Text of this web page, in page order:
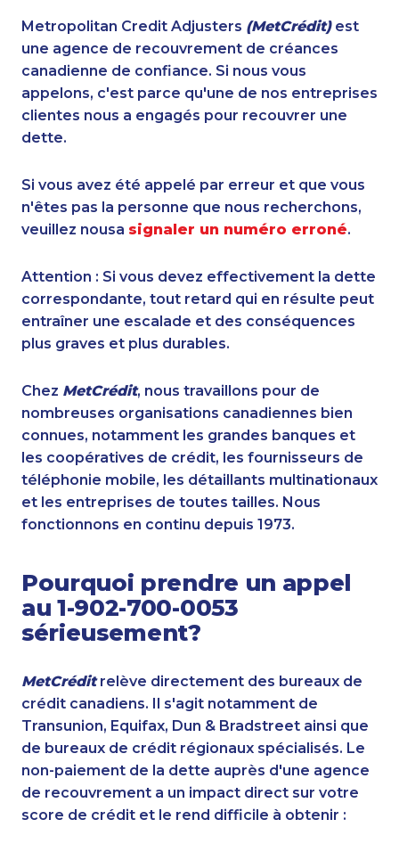
Metropolitan Credit Adjusters (MetCrédit)est
une agence de recouvrement de créances
canadienne de confiance. Si nous vous
appelons, c'est parce qu'une de nos entreprises
clientes nous a engagés pour recouvrer une
dette.
Si vous avez été appelé par erreur et que vous
n'êtes pas la personne que nous recherchons,
veuillez nousa signaler un numéro erroné.
Attention : Si vous devez effectivement la dette
correspondante, tout retard qui en résulte peut
entraîner une escalade et des conséquences
plus graves et plus durables.
Chez MetCrédit, nous travaillons pour de
nombreuses organisations canadiennes bien
connues, notamment les grandes banques et
les coopératives de crédit, les fournisseurs de
téléphonie mobile, les détaillants multinationaux
et les entreprises de toutes tailles. Nous
fonctionnons en continu depuis 1973.
Pourquoi prendre un appel
au 1-902-700-0053
sérieusement?
MetCréditrelève directement des bureaux de
crédit canadiens. Il s'agit notamment de
Transunion, Equifax, Dun & Bradstreet ainsi que
de bureaux de crédit régionaux spécialisés. Le
non-paiement de la dette auprès d'une agence
de recouvrement a un impact direct sur votre
score de crédit et le rend difficile à obtenir :